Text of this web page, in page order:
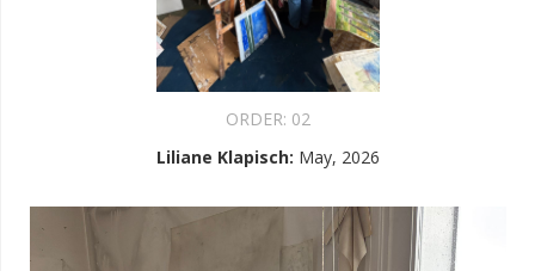
ORDER: 02
Liliane Klapisch: May, 2026